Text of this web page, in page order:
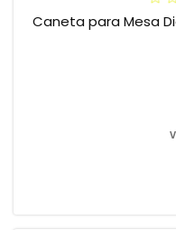
Caneta para Mesa